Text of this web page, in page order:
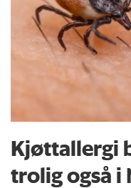
Kjøttallergi
trolig også i